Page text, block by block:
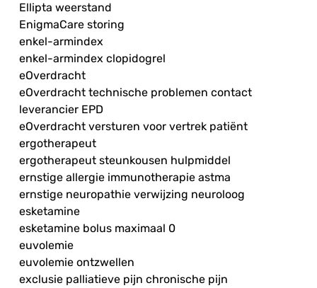
Ellipta weerstand
EnigmaCare storing
enkel-armindex
enkel-armindex clopidogrel
eOverdracht
eOverdracht technische problemen contact
leverancier EPD
eOverdracht versturen voor vertrek patiënt
ergotherapeut
ergotherapeut steunkousen hulpmiddel
ernstige allergie immunotherapie astma
ernstige neuropathie verwijzing neuroloog
esketamine
esketamine bolus maximaal 0
euvolemie
euvolemie ontzwellen
exclusie palliatieve pijn chronische pijn